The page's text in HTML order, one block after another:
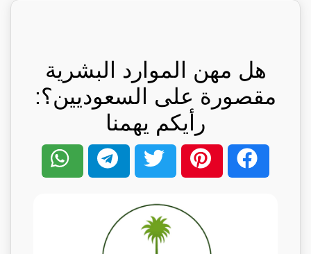
هل مهن الموارد البشرية
مقصورة على السعوديين؟:
رأيكم يهمنا